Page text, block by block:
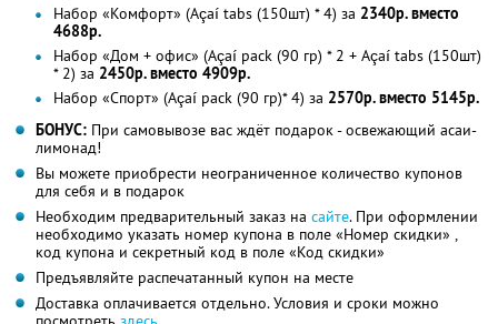
Набор «Комфорт» (Açaí tabs (150шт) * 4) за 2340р. вместо
4688р.
Набор «Дом + офис» (Açaí pack (90 гр) * 2 + Açaí tabs (150шт)
* 2) за 2450р. вместо 4909р.
Набор «Спорт» (Açaí pack (90 гр)* 4) за 2570р. вместо 5145р.
БОНУС: При самовывозе вас ждёт подарок - освежающий асаи-
лимонад!
Вы можете приобрести неограниченное количество купонов
для себя и в подарок
Необходим предварительный заказ на сайте. При оформлении
необходимо указать номер купона в поле «Номер скидки» ,
код купона и секретный код в поле «Код скидки»
Предъявляйте распечатанный купон на месте
Доставка оплачивается отдельно. Условия и сроки можно